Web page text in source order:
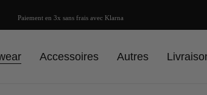
Paiement en 3x sans frais avec Klarna
Accessoires Autres